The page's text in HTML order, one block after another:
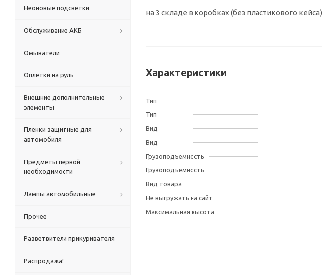
на 3 складе в коробках (без пластикового кейса)
Характеристики
Тип
Тип
Вид
Вид
Грузоподъемность
Грузоподъемность
Вид товара
Не выгружать на сайт
Максимальная высота
Неоновые подсветки
Обслуживание АКБ
Омыватели
Оплетки на руль
Внешние дополнительные
элементы
Пленки защитные для
автомобиля
Предметы первой
необходимости
Лампы автомобильные
Прочее
Разветвители прикуривателя
Распродажа!